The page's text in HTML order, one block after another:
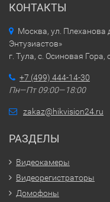
КОНТАКТЫ
Москва, ул. Плеханова
Энтузиастов»
г. Тула, с. Осиновая Гора,
+7 (499) 444-14-30
Пн—Пт 09:00—18:00
zakaz@hikvision24.ru
РАЗДЕЛЫ
Видеокамеры
Видеорегистраторы
Домофоны